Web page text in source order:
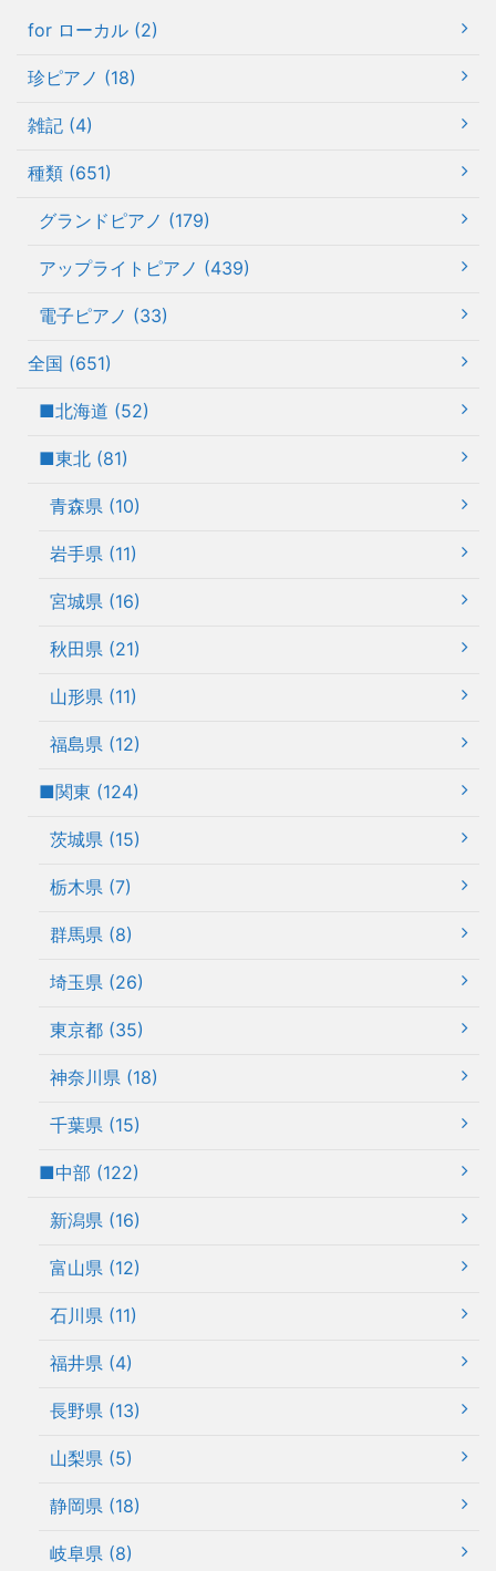
for ローカル (2)
珍ピアノ (18)
雑記 (4)
種類 (651)
グランドピアノ (179)
アップライトピアノ (439)
電子ピアノ (33)
全国 (651)
■北海道 (52)
■東北 (81)
青森県 (10)
岩手県 (11)
宮城県 (16)
秋田県 (21)
山形県 (11)
福島県 (12)
■関東 (124)
茨城県 (15)
栃木県 (7)
群馬県 (8)
埼玉県 (26)
東京都 (35)
神奈川県 (18)
千葉県 (15)
■中部 (122)
新潟県 (16)
富山県 (12)
石川県 (11)
福井県 (4)
長野県 (13)
山梨県 (5)
静岡県 (18)
岐阜県 (8)